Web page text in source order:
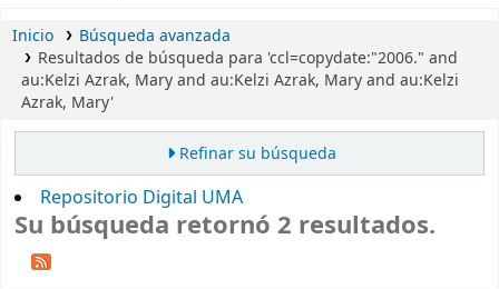
Inicio
Búsqueda avanzada
Resultados de búsqueda para 'ccl=copydate:"2006." and
au:Kelzi Azrak, Mary and au:Kelzi Azrak, Mary and au:Kelzi
Azrak, Mary'
Refinar su búsqueda
Repositorio Digital UMA
Su búsqueda retornó 2 resultados.